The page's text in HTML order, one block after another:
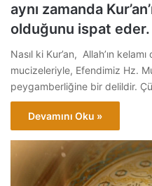
aynı zamanda
olduğunu ispat eder.
Nasıl ki Kur’an, Allah’ın
mucizeleriyle, Efendimiz Hz.
peygamberliğine bir delildir.
Devamını Oku »